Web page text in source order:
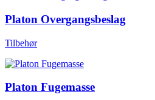
Platon Overgangsbeslag
Tilbehør
Platon Fugemasse